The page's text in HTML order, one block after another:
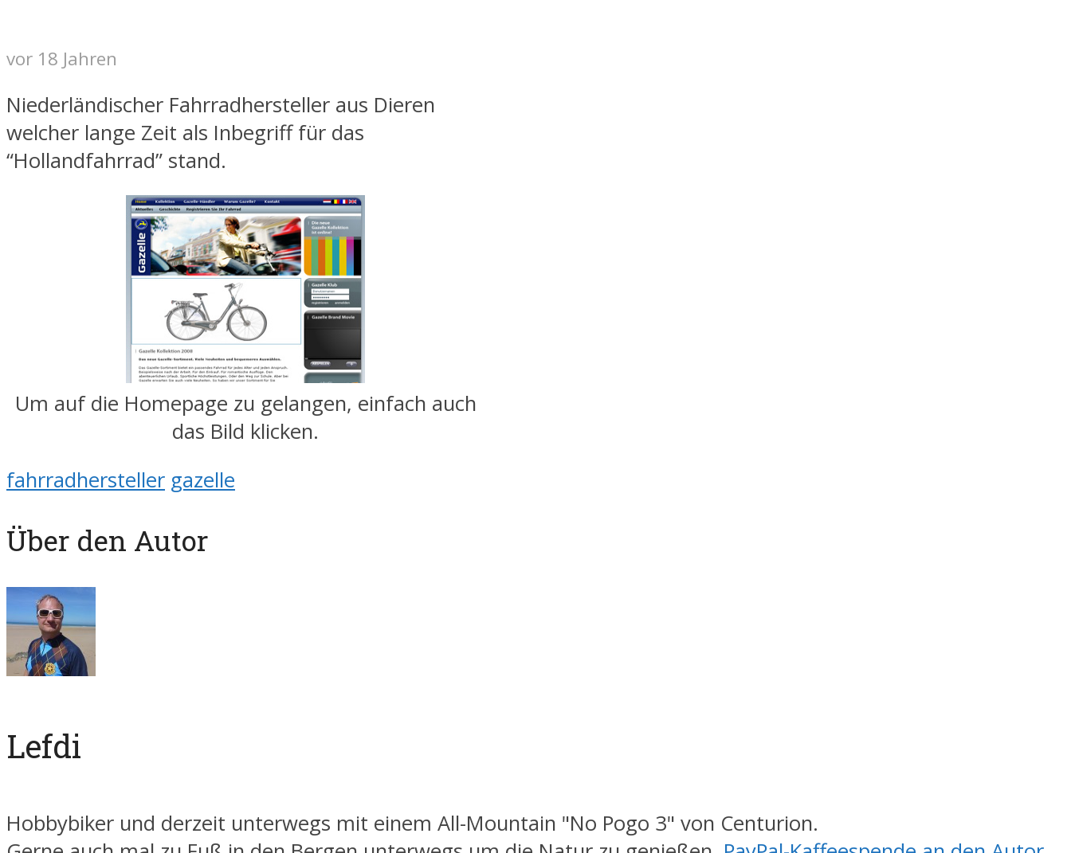
vor 18 Jahren
Niederländischer Fahrradhersteller aus Dieren
welcher lange Zeit als Inbegriff für das
“Hollandfahrrad” stand.
Um auf die Homepage zu gelangen, einfach auch
das Bild klicken.
fahrradhersteller gazelle
Über den Autor
Lefdi
Hobbybiker und derzeit unterwegs mit einem All-Mountain "No Pogo 3" von Centurion.